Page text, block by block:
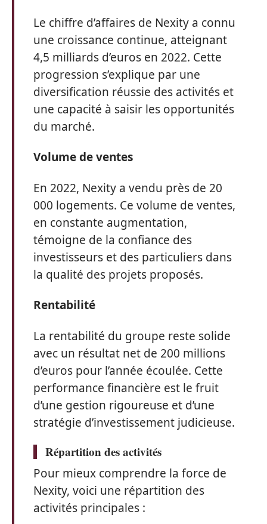
Le chiffre d’affaires de Nexity a connu
une croissance continue, atteignant
4,5 milliards d’euros en 2022. Cette
progression s’explique par une
diversification réussie des activités et
une capacité à saisir les opportunités
du marché.
Volume de ventes
En 2022, Nexity a vendu près de 20
000 logements. Ce volume de ventes,
en constante augmentation,
témoigne de la confiance des
investisseurs et des particuliers dans
la qualité des projets proposés.
Rentabilité
La rentabilité du groupe reste solide
avec un résultat net de 200 millions
d’euros pour l’année écoulée. Cette
performance financière est le fruit
d’une gestion rigoureuse et d’une
stratégie d’investissement judicieuse.
Répartition des activités
Pour mieux comprendre la force de
Nexity, voici une répartition des
activités principales :